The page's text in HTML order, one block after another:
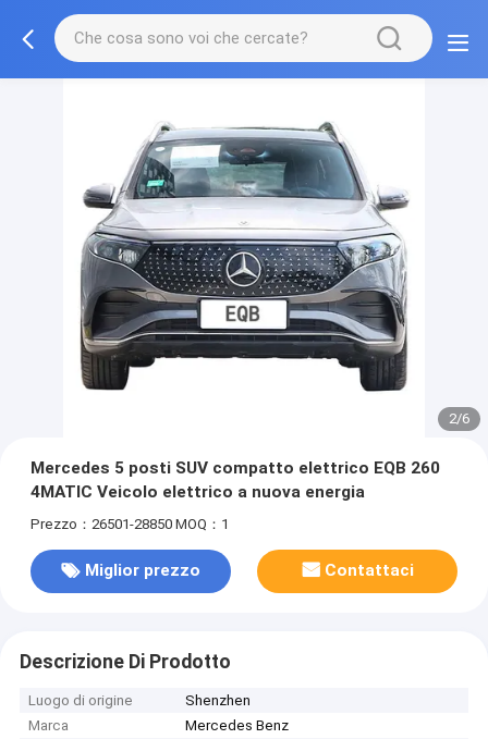
2/6
Mercedes 5 posti SUV compatto elettrico EQB 260
4MATIC Veicolo elettrico a nuova energia
Prezzo：26501-28850 MOQ：1
Miglior prezzo Contattaci
Descrizione Di Prodotto
Luogo di origine
Shenzhen
Marca
Mercedes Benz